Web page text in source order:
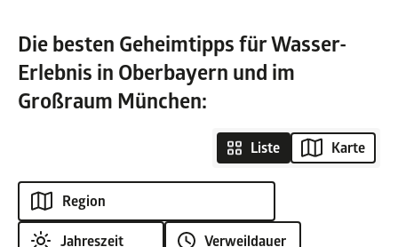
Die besten Geheimtipps für Wasser-
Erlebnis in Oberbayern und im
Großraum München:
Liste Karte